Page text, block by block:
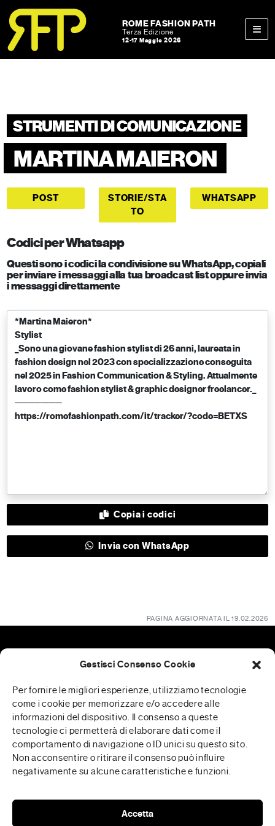
Gestisci Consenso Cookie
Per fornire le migliori esperienze, utilizziamo tecnologie
come i cookie per memorizzare e/o accedere alle
informazioni del dispositivo. Il consenso a queste
tecnologie ci permetterà di elaborare dati come il
comportamento di navigazione o ID unici su questo sito.
Non acconsentire o ritirare il consenso può influire
negativamente su alcune caratteristiche e funzioni.
Accetta
Skip to content
Skip to footer
ROME FASHION PATH
Terza Edizione
12-17 Maggio 2026
STRUMENTI DI COMUNICAZIONE
MARTINA MAIERON
POST
STORIE/STA
TO
WHATSAPP
Codici per Whatsapp
Questi sono i codici la condivisione su WhatsApp, copiali
per inviare i messaggi alla tua broadcast list oppure invia
i messaggi direttamente
Copia i codici
Invia con WhatsApp
PAGINA AGGIORNATA IL 19.02.2026
Patrocini
RFP è realizzata in collaborazione con
Media Partner